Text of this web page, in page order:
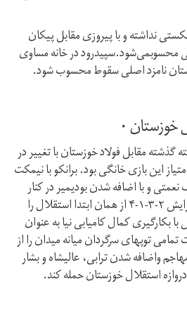
نداشته و با پیروزی مقابل پیکان
در خانه مساوی
نامزد اصلی سقوط محسوب شود.
مقابل فولاد خوزستان با تغییر در
این بازی خانگی بود. برانکو با نیمکت
و با اضافه شدن بودیمیر در کنار
علیعلی‌پور و با دو مهاجم در آرایش ۲-۳-۱-۴ از همان ابتدا استقلال را
بکارگیری کمال کامیابی نیا به عنوان
توپهای سرگردان میانه میدان را از
و‌اضافه شدن ترابی، عالیشاه و بشار
استقلال خوزستان حمله کند.